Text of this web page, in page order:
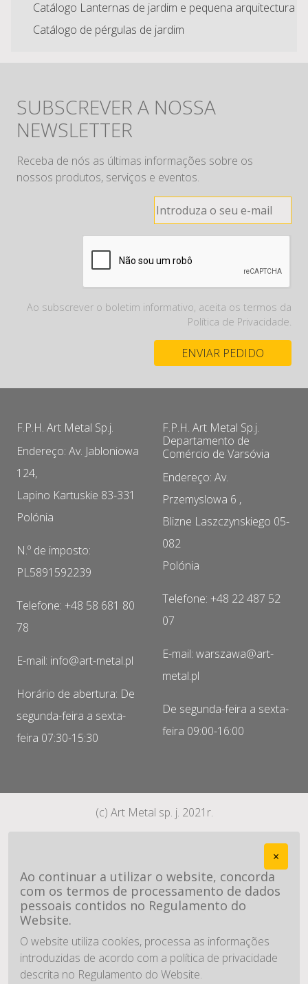
Catálogo Lanternas de jardim e pequena arquitectura
Catálogo de pérgulas de jardim
SUBSCREVER A NOSSA
NEWSLETTER
Receba de nós as últimas informações sobre os
nossos produtos, serviços e eventos.
Ao subscrever o boletim informativo, aceita os termos da
Política de Privacidade.
F.P.H. Art Metal Sp.j.
Endereço: Av. Jabloniowa
124,
Lapino Kartuskie 83-331
Polónia
N.º de imposto:
PL5891592239
Telefone: +48 58 681 80
78
E-mail: info@art-metal.pl
Horário de abertura: De
segunda-feira a sexta-
feira 07:30-15:30
F.P.H. Art Metal Sp.j.
Departamento de
Comércio de Varsóvia
Endereço: Av.
Przemyslowa 6 ,
Blizne Laszczynskiego 05-
082
Polónia
Telefone: +48 22 487 52
07
E-mail: warszawa@art-
metal.pl
De segunda-feira a sexta-
feira 09:00-16:00
(c) Art Metal sp. j. 2021r.
×
Ao continuar a utilizar o website, concorda
com os termos de processamento de dados
pessoais contidos no Regulamento do
Website.
O website utiliza cookies, processa as informações
introduzidas de acordo com a política de privacidade
descrita no Regulamento do Website.